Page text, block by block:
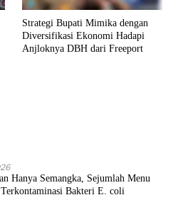
Strategi Bupati Mimika dengan
Diversifikasi Ekonomi Hadapi
Anjloknya DBH dari Freeport
Hanya Semangka, Sejumlah Menu
Bakteri E. coli